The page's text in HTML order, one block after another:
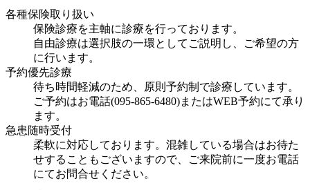
各種保険取り扱い
保険診療を主軸に診療を行っております。
自由診療は選択肢の一環としてご説明し、ご希望の方
に行います。
予約優先診療
待ち時間軽減のため、原則予約制で診療しています。
ご予約はお電話(095-865-6480)またはWEB予約にて承り
ます。
急患随時受付
柔軟に対応しております。混雑している場合はお待た
せすることもございますので、ご来院前に一度お電話
にてお問合せください。